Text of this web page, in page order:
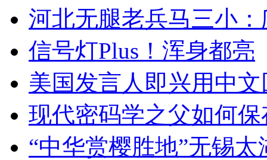
河北无腿老兵马三小
信号灯Plus！浑身都亮
美国发言人即兴用中
现代密码学之父如何
“中华赏樱胜地”无锡